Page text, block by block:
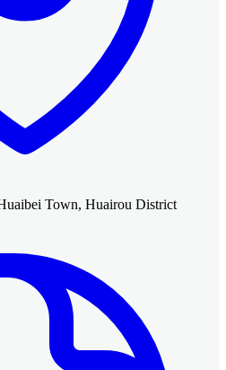
Town, Huairou District